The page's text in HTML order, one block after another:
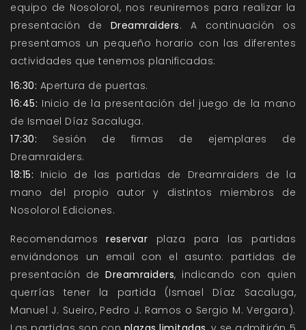
equipo de Nosolorol, nos reuniremos para realizar la
presentación de Dreamraiders. A continuación os
presentamos un pequeño horario con las diferentes
actividades que tenemos planificadas:
16:30: Apertura de puertas.
16:45: Inicio de la presentación del juego de la mano
de Ismael Díaz Sacaluga.
17:30: Sesión de firmas de ejemplares de
Dreamraiders.
18:15: Inicio de las partidas de Dreamraiders de la
mano del propio autor y distintos miembros de
Nosolorol Ediciones.
Recomendamosreservar plaza para las partidas
enviándonos un email con el asunto: partidas de
presentación deDreamraiders, indicando con quien
querrías tener la partida (Ismael Díaz Sacaluga,
Manuel J. Sueiro, Pedro J. Ramos o Sergio M. Vergara).